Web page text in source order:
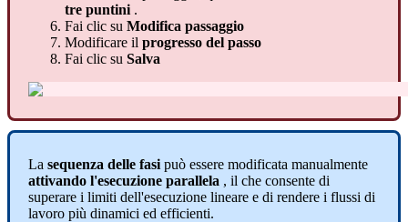
tre puntini .
Fai clic su Modifica passaggio
Modificare il progresso del passo
Fai clic su Salva
La sequenza delle fasi può essere modificata manualmente
attivando l'esecuzione parallela , il che consente di
superare i limiti dell'esecuzione lineare e di rendere i flussi di
lavoro più dinamici ed efficienti.